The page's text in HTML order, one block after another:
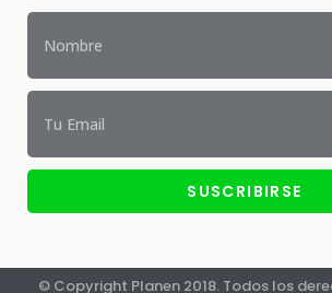
SUSCRIBIRSE
© Copyright Planen 2018. Todos los